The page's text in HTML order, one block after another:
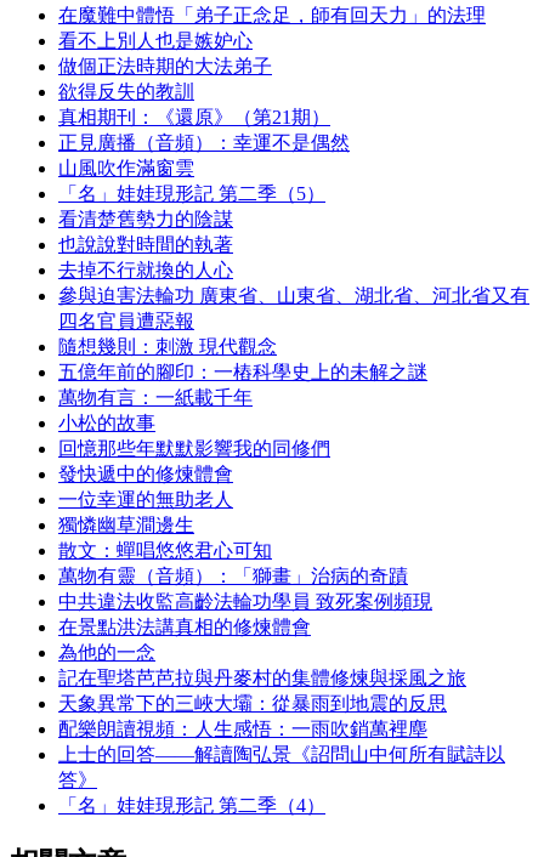
在魔難中體悟「弟子正念足，師有回天力」的法理
看不上別人也是嫉妒心
做個正法時期的大法弟子
欲得反失的教訓
真相期刊：《還原》（第21期）
正見廣播（音頻）：幸運不是偶然
山風吹作滿窗雲
「名」娃娃現形記 第二季（5）
看清楚舊勢力的陰謀
也說說對時間的執著
去掉不行就換的人心
參與迫害法輪功 廣東省、山東省、湖北省、河北省又有
四名官員遭惡報
隨想幾則：刺激 現代觀念
五億年前的腳印：一樁科學史上的未解之謎
萬物有言：一紙載千年
小松的故事
回憶那些年默默影響我的同修們
發快遞中的修煉體會
一位幸運的無助老人
獨憐幽草澗邊生
散文：蟬唱悠悠君心可知
萬物有靈（音頻）：「獅畫」治病的奇蹟
中共違法收監高齡法輪功學員 致死案例頻現
在景點洪法講真相的修煉體會
為他的一念
記在聖塔芭芭拉與丹麥村的集體修煉與採風之旅
天象異常下的三峽大壩：從暴雨到地震的反思
配樂朗讀視頻：人生感悟：一雨吹銷萬裡塵
上士的回答——解讀陶弘景《詔問山中何所有賦詩以
答》
「名」娃娃現形記 第二季（4）